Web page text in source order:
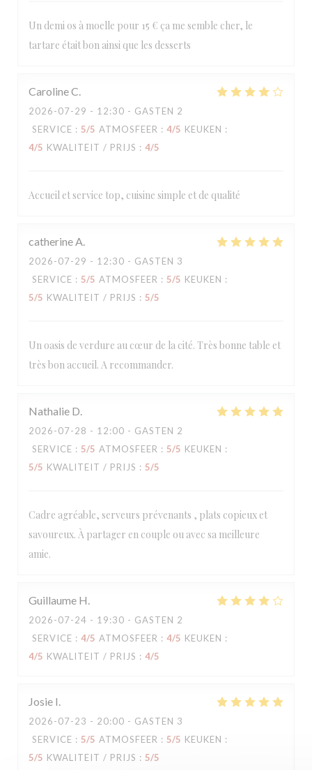
Un demi os à moelle pour 15 € ça me semble cher, le
tartare était bon ainsi que les desserts
CarolineC
2026-07-29 - 12:30 - GASTEN 2
SERVICE : 5/5 ATMOSFEER : 4/5 KEUKEN :
4/5 KWALITEIT / PRIJS : 4/5
Accueil et service top, cuisine simple et de qualité
catherineA
2026-07-29 - 12:30 - GASTEN 3
SERVICE : 5/5 ATMOSFEER : 5/5 KEUKEN :
5/5 KWALITEIT / PRIJS : 5/5
Un oasis de verdure au cœur de la cité. Très bonne table et
très bon accueil. A recommander.
Nathalie D
2026-07-28 - 12:00 - GASTEN 2
SERVICE : 5/5 ATMOSFEER : 5/5 KEUKEN :
5/5 KWALITEIT / PRIJS : 5/5
Cadre agréable, serveurs prévenants , plats copieux et
savoureux. À partager en couple ou avec sa meilleure
amie.
Guillaume H
2026-07-24 - 19:30 - GASTEN 2
SERVICE : 4/5 ATMOSFEER : 4/5 KEUKEN :
4/5 KWALITEIT / PRIJS : 4/5
Josie I
2026-07-23 - 20:00 - GASTEN 3
SERVICE : 5/5 ATMOSFEER : 5/5 KEUKEN :
5/5 KWALITEIT / PRIJS : 5/5